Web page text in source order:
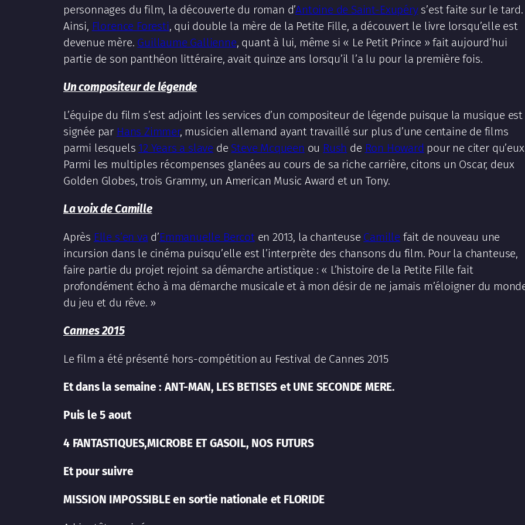
personnages du film, la découverte du roman d’Antoine de Saint-Exupérys’est faite sur le tard.
Ainsi, Florence Foresti, qui double la mère de la Petite Fille, a découvert le livre lorsqu’elle est
devenue mère. Guillaume Gallienne, quant à lui, même si « Le Petit Prince » fait aujourd’hui
partie de son panthéon littéraire, avait quinze ans lorsqu’il l’a lu pour la première fois.
Un compositeur de légende
L’équipe du film s’est adjoint les services d’un compositeur de légende puisque la musique est
signée par Hans Zimmer, musicien allemand ayant travaillé sur plus d’une centaine de films
parmi lesquels 12 Years a slave de Steve Mcqueen ou Rush de Ron Howard pour ne citer
Parmi les multiples récompenses glanées au cours de sa riche carrière, citons un Oscar, deux
Golden Globes, trois Grammy, un American Music Award et un Tony.
La voix de Camille
Après Elle s’en va d’Emmanuelle Bercoten 2013, la chanteuse Camille fait de nouveau une
incursion dans le cinéma puisqu’elle est l’interprète des chansons du film. Pour la chanteuse,
faire partie du projet rejoint sa démarche artistique : « L’histoire de la Petite Fille fait
profondément écho à ma démarche musicale et à mon désir de ne jamais m’éloigner du
du jeu et du rêve. »
Cannes 2015
Le film a été présenté hors-compétition au Festival de Cannes 2015
Et dans la semaine : ANT-MAN, LES BETISES et UNE SECONDE MERE.
Puis le 5 aout
4 FANTASTIQUES,MICROBE ET GASOIL, NOS FUTURS
Et pour suivre
MISSION IMPOSSIBLE en sortie nationale et FLORIDE